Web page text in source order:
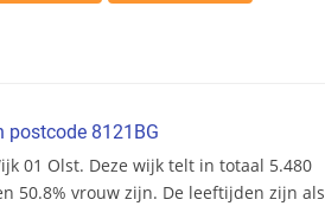
postcode 8121BG
01 Olst. Deze wijk telt in totaal 5.480
50.8% vrouw zijn. De leeftijden zijn als